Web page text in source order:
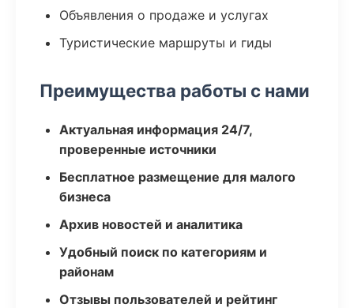
Объявления о продаже и услугах
Туристические маршруты и гиды
Преимущества работы с нами
Актуальная информация 24/7,
проверенные источники
Бесплатное размещение для малого
бизнеса
Архив новостей и аналитика
Удобный поиск по категориям и
районам
Отзывы пользователей и рейтинг